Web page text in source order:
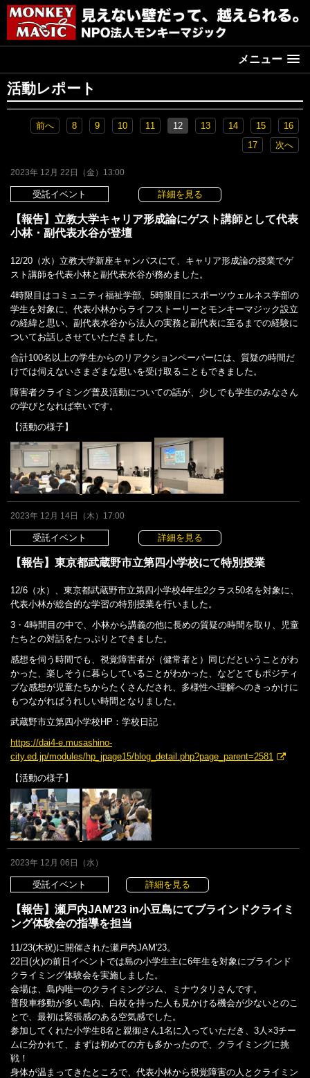
メニュー
活動レポート
前へ 8 9 10 11 12 13 14 15
16
17
次へ
2023年 12月 22日（金）13:00
受託イベント 詳細を見る
【報告】立教大学キャリア形成論にゲスト講師として代表
小林・副代表水谷が登壇
12/20（水）立教大学新座キャンパスにて、キャリア形成論の授業でゲ
スト講師を代表小林と副代表水谷が務めました。
4時限目はコミュニティ福祉学部、5時限目にスポーツウェルネス学部の
学生を対象に、代表小林からライフストーリーとモンキーマジック設立
の経緯と思い、副代表水谷から法人の実務と副代表に至るまでの経験に
ついてお話しさせていただきました。
合計100名以上の学生からのリアクションペーパーには、質疑の時間だ
けでは伺えないさまざまな思いを受け取ることもできました。
障害者クライミング普及活動についての話が、少しでも学生のみなさん
の学びとなれば幸いです。
【活動の様子】
2023年 12月 14日（木）17:00
受託イベント 詳細を見る
【報告】東京都武蔵野市立第四小学校にて特別授業
12/6（水）、東京都武蔵野市立第四小学校4年生2クラス50名を対象に、
代表小林が総合的な学習の特別授業を行いました。
3・4時間目の中で、小林から講義の他に長めの質疑の時間を取り、児童
たちとの対話をたっぷりとできました。
感想を伺う時間でも、視覚障害者が（健常者と）同じだということがわ
かった、楽しそうに暮らしていることがわかった、などとてもポジティ
ブな感想が児童たちからたくさんだされ、多様性へ理解へのきっかけに
もつながればうれしい時間となりました。
武蔵野市立第四小学校HP：学校日記
https://dai4-e.musashino-
city.ed.jp/modules/hp_jpage15/blog_detail.php?page_parent=2581
【活動の様子】
2023年 12月 06日（水）
受託イベント 詳細を見る
【報告】瀬戸内JAM'23 in小豆島にてブラインドクライミ
ング体験会の指導を担当
11/23(木祝)に開催された瀬戸内JAM'23。
22日(火)の前日イベントでは島の小学生主に6年生を対象にブラインド
クライミング体験会を実施しました。
会場は、島内唯一のクライミングジム、ミナウタリさんです。
普段車移動が多い島内、白杖を持った人も見かける機会が少ないとのこ
とで、最初は緊張感のある空気感でした。
参加してくれた小学生8名と親御さん1名に入っていただき、3人×3チー
ムに分かれて、まずは初めての方も多かったので、クライミングに挑
戦！
身体が温まってきたところで、代表小林から視覚障害の人とクライミン